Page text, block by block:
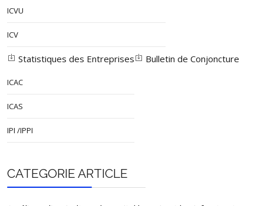
ICVU
ICV
Statistiques des Entreprises
ICAC
ICAS
IPI /IPPI
Bulletin de Conjoncture
CATEGORIE ARTICLE